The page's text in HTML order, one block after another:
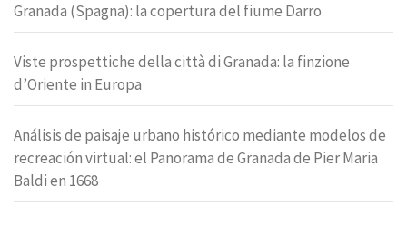
Granada (Spagna): la copertura del fiume Darro
Viste prospettiche della città di Granada: la finzione
d’Oriente in Europa
Análisis de paisaje urbano histórico mediante modelos de
recreación virtual: el Panorama de Granada de Pier Maria
Baldi en 1668